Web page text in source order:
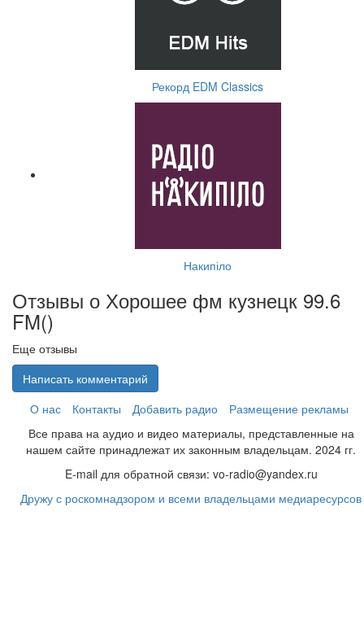
Рекорд EDM Classics
Накипіло
Отзывы о Хорошее фм кузнецк 99.6
FM()
Еще отзывы
Написать комментарий
О нас
Контакты Добавить радио
Размещение рекламы
Все права на аудио и видео материалы, представленные на
нашем сайте принадлежат их законным владельцам. 2024 гг.
E-mail для обратной связи: vo-radio@yandex.ru
Дружу с роскомнадзором и всеми владельцами медиаресурсов